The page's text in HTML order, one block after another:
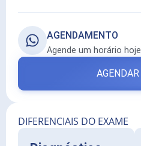
AGENDAMENTO
Agende um horário
DIFERENCIAIS DO EXAME